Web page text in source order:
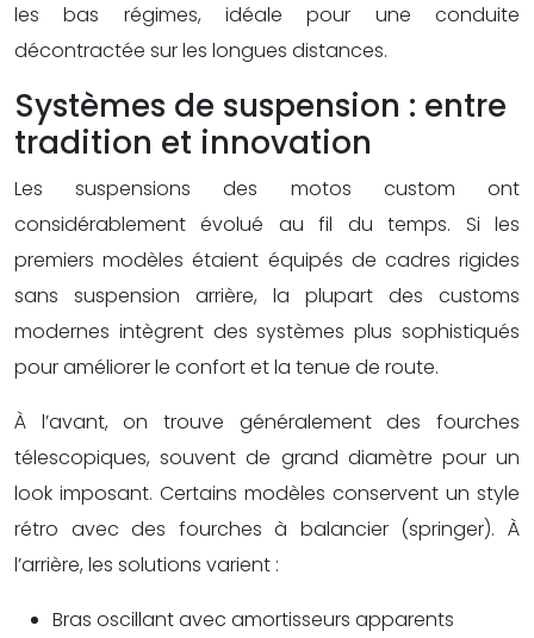
les bas régimes, idéale pour une conduite
décontractée sur les longues distances.
Systèmes de suspension : entre
tradition et innovation
Les suspensions des motos custom ont
considérablement évolué au fil du temps. Si les
premiers modèles étaient équipés de cadres rigides
sans suspension arrière, la plupart des customs
modernes intègrent des systèmes plus sophistiqués
pour améliorer le confort et la tenue de route.
À l’avant, on trouve généralement des fourches
télescopiques, souvent de grand diamètre pour un
look imposant. Certains modèles conservent un style
rétro avec des fourches à balancier (springer). À
l’arrière, les solutions varient :
Bras oscillant avec amortisseurs apparents